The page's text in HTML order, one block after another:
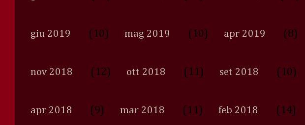
giu 2019 (10) mag 2019 (10) apr 2019 (8)
nov 2018 (12) ott 2018 (11) set 2018 (10)
apr 2018 (9) mar 2018 (11) feb 2018 (14)